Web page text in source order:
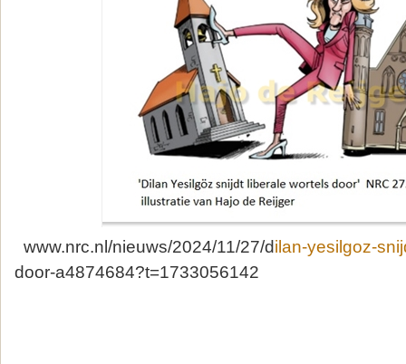
www.nrc.nl/nieuws/2024/11/27/dilan-yesilgoz-
door-a4874684?t=1733056142